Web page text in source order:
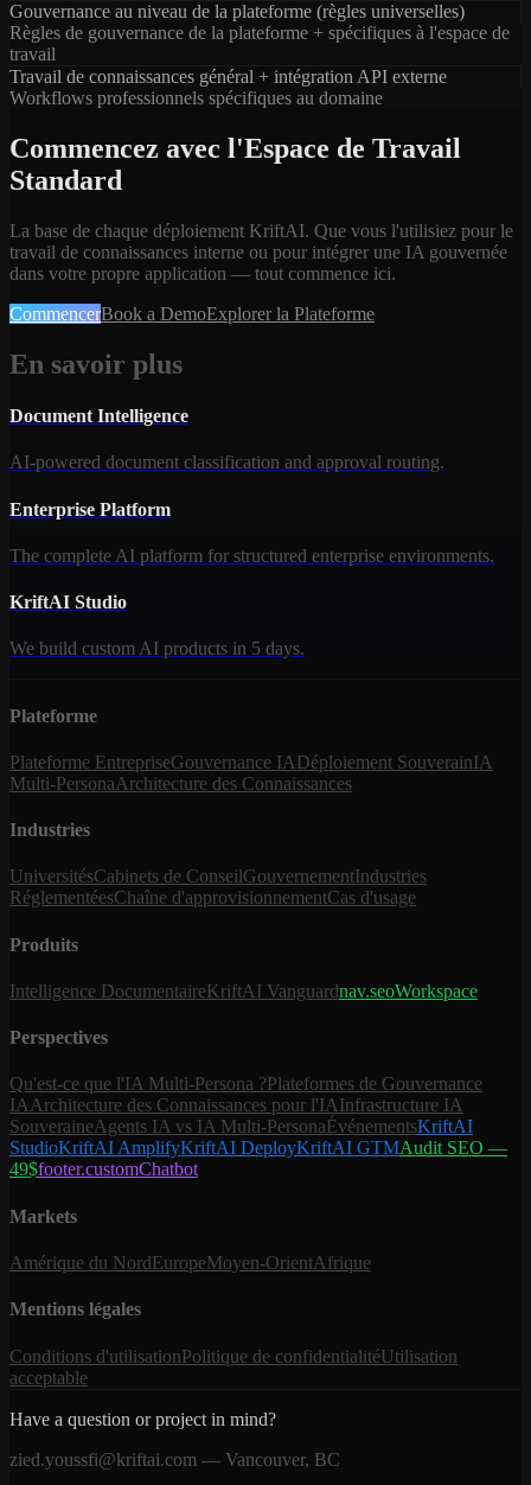
Gouvernance au niveau de la plateforme (règles universelles)
Règles de gouvernance de la plateforme + spécifiques à l'espace de
travail
Travail de connaissances général + intégration API externe
Workflows professionnels spécifiques au domaine
Commencez avec l'Espace de Travail
Standard
La base de chaque déploiement KriftAI. Que vous l'utilisiez pour le
travail de connaissances interne ou pour intégrer une IA gouvernée
dans votre propre application — tout commence ici.
CommencerBook a DemoExplorer la Plateforme
En savoir plus
Document Intelligence
AI-powered document classification and approval routing.
Enterprise Platform
The complete AI platform for structured enterprise environments.
KriftAI Studio
We build custom AI products in 5 days.
Plateforme
Plateforme EntrepriseGouvernance IADéploiement SouverainIA
Multi-PersonaArchitecture des Connaissances
Industries
UniversitésCabinets de ConseilGouvernementIndustries
RéglementéesChaîne d'approvisionnementCas d'usage
Produits
Intelligence DocumentaireKriftAI Vanguardnav.seoWorkspace
Perspectives
Qu'est-ce que l'IA Multi-Persona ?Plateformes de Gouvernance
IAArchitecture des Connaissances pour l'IAInfrastructure IA
SouveraineAgents IA vs IA Multi-PersonaÉvénementsKriftAI
StudioKriftAI AmplifyKriftAI DeployKriftAI GTMAudit SEO —
49$footer.customChatbot
Markets
Amérique du NordEuropeMoyen-OrientAfrique
Mentions légales
Conditions d'utilisationPolitique de confidentialitéUtilisation
acceptable
Have a question or project in mind?
zied.youssfi@kriftai.com — Vancouver, BC